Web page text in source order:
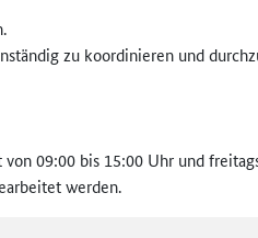
zu koordinieren und
09:00 bis 15:00 Uhr und
werden.